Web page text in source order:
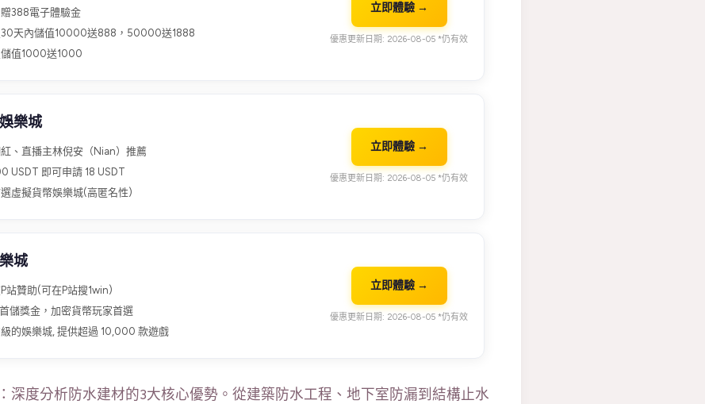
388電子體驗金
30天內儲值10000送888，50000送1888
值1000送1000
立即體驗 →
優惠更新日期: 2026-08-05 *仍有效
樂城
、直播主林倪安（Nian）推薦
USDT 即可申請 18 USDT
虛擬貨幣娛樂城(高匿名性)
立即體驗 →
優惠更新日期: 2026-08-05 *仍有效
城
站贊助(可在P站搜1win)
儲獎金，加密貨幣玩家首選
的娛樂城, 提供超過 10,000 款遊戲
立即體驗 →
優惠更新日期: 2026-08-05 *仍有效
深度分析防水建材的3大核心優勢。從建築防水工程、地下室防漏到結構止水